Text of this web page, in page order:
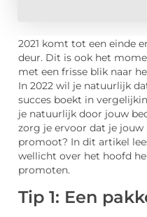
2021 komt tot een einde
deur. Dit is ook het
met een frisse blik naar
In 2022 wil je natuurlijk
succes boekt in
je natuurlijk door jouw
zorg je ervoor dat je
promoot? In dit artikel
wellicht over het hoofd
promoten.
Tip 1: Een